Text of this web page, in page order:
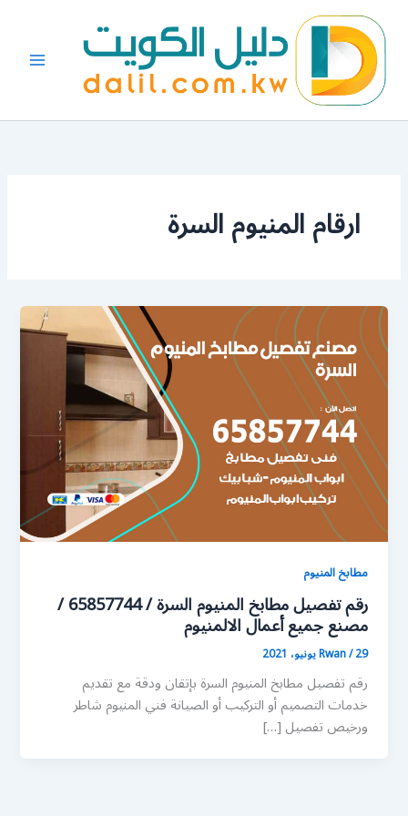
المحتوى
ارقام المنيوم السرة
مطابخ المنيوم
رقم تفصيل مطابخ المنيوم السرة / 65857744 /
مصنع جميع أعمال الالمنيوم
Rwan/29 يونيو، 2021
رقم تفصيل مطابخ المنيوم السرة بإتقان ودقة مع تقديم
خدمات التصميم أو التركيب أو الصيانة فني المنيوم شاطر
ورخيص تفصيل […]